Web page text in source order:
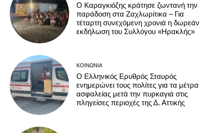
Ο Καραγκιόζης κράτησε ζωντανή την
παράδοση στα Ζαχλωρίτικα – Για
τέταρτη συνεχόμενη χρονιά η δωρεάν
εκδήλωση του Συλλόγου «Ηρακλής»
ΚΟΙΝΩΝΊΑ
Ο Ελληνικός Ερυθρός Σταυρός
ενημερώνει τους πολίτες για τα μέτρα
ασφαλείας μετά την πυρκαγιά στις
πληγείσες περιοχές της Δ. Αττικής